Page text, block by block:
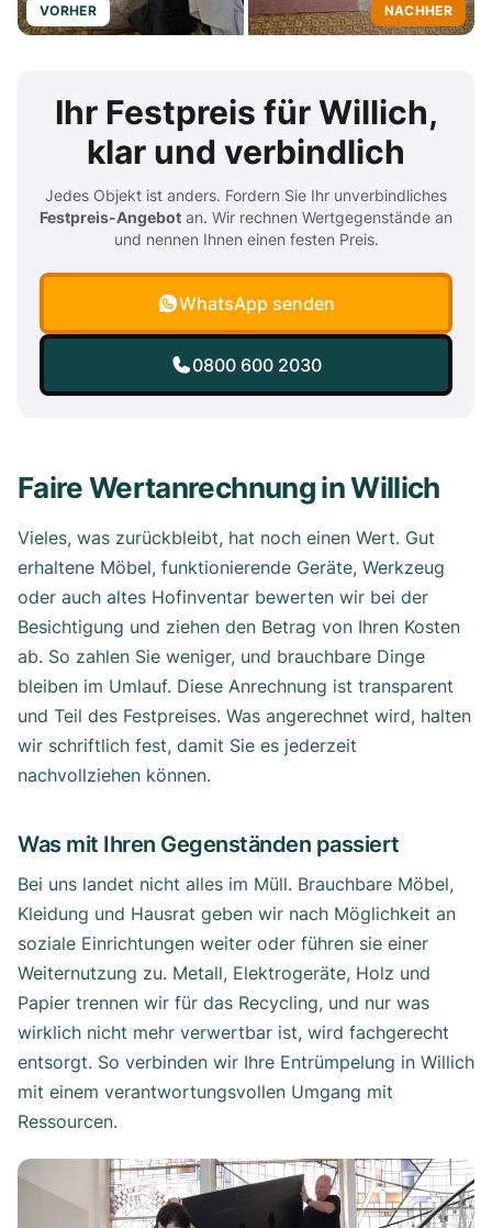
VORHER NACHHER
Ihr Festpreis für Willich,
klar und verbindlich
Jedes Objekt ist anders. Fordern Sie Ihr unverbindliches
Festpreis-Angebot an. Wir rechnen Wertgegenstände an
und nennen Ihnen einen festen Preis.
WhatsApp senden
0800 600 2030
Faire Wertanrechnung in Willich
Vieles, was zurückbleibt, hat noch einen Wert. Gut
erhaltene Möbel, funktionierende Geräte, Werkzeug
oder auch altes Hofinventar bewerten wir bei der
Besichtigung und ziehen den Betrag von Ihren Kosten
ab. So zahlen Sie weniger, und brauchbare Dinge
bleiben im Umlauf. Diese Anrechnung ist transparent
und Teil des Festpreises. Was angerechnet wird, halten
wir schriftlich fest, damit Sie es jederzeit
nachvollziehen können.
Was mit Ihren Gegenständen passiert
Bei uns landet nicht alles im Müll. Brauchbare Möbel,
Kleidung und Hausrat geben wir nach Möglichkeit an
soziale Einrichtungen weiter oder führen sie einer
Weiternutzung zu. Metall, Elektrogeräte, Holz und
Papier trennen wir für das Recycling, und nur was
wirklich nicht mehr verwertbar ist, wird fachgerecht
entsorgt. So verbinden wir Ihre Entrümpelung in Willich
mit einem verantwortungsvollen Umgang mit
Ressourcen.